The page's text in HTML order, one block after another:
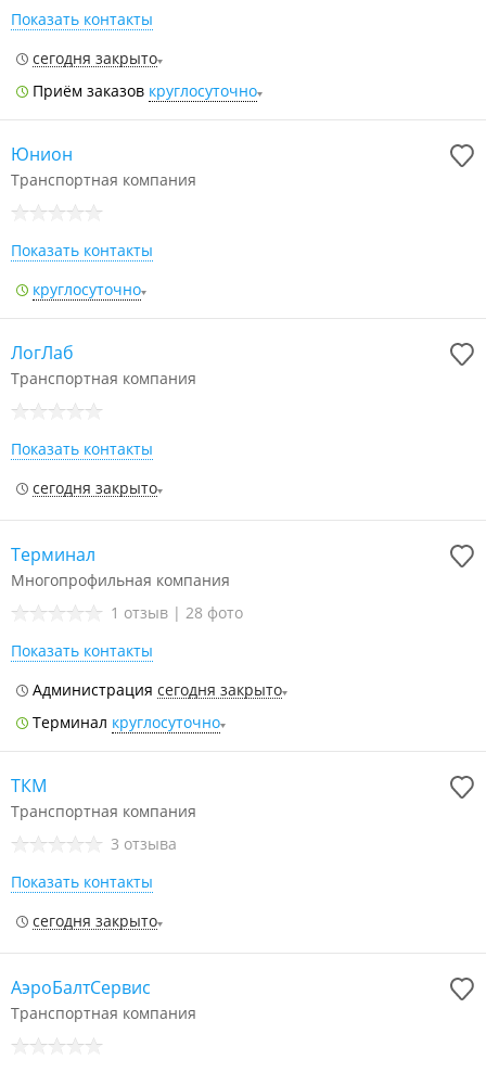
Показать контакты
сегодня закрыто
Приём заказов круглосуточно
Юнион
Транспортная компания
Показать контакты
круглосуточно
ЛогЛаб
Транспортная компания
Показать контакты
сегодня закрыто
Терминал
Многопрофильная компания
1 отзыв | 28 фото
Показать контакты
Администрация сегодня закрыто
Терминал круглосуточно
ТКМ
Транспортная компания
3 отзыва
Показать контакты
сегодня закрыто
АэроБалтСервис
Транспортная компания